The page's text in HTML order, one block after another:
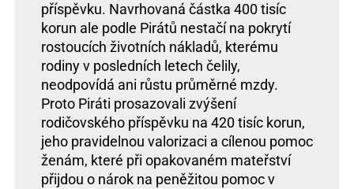
příspěvku. Navrhovaná částka 400 tisíc
korun ale podle Pirátů nestačí na pokrytí
rostoucích životních nákladů, kterému
rodiny v posledních letech čelily,
neodpovídá ani růstu průměrné mzdy.
Proto Piráti prosazovali zvýšení
rodičovského příspěvku na 420 tisíc korun,
jeho pravidelnou valorizaci a cílenou pomoc
ženám, které při opakovaném mateřství
přijdou o nárok na peněžitou pomoc v